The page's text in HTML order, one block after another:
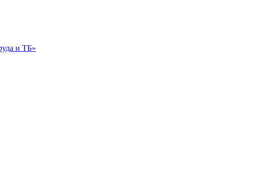
и ТБ»